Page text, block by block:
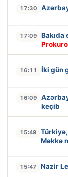
17:30
17:09 Bakıda
16:11 İki gün
16:09
keçib
15:49
Məkkə
15:47 Nazir